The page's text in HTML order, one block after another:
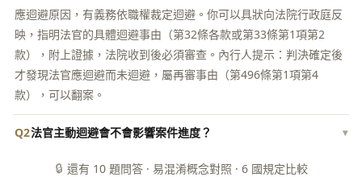
應迴避原因，有義務依職權裁定迴避。你可以具狀向法院行政庭反
映，指明法官的具體迴避事由（第32條各款或第33條第1項第2
款），附上證據，法院收到後必須審查。內行人提示：判決確定後
才發現法官應迴避而未迴避，屬再審事由（第496條第1項第4
款），可以翻案。
Q2法官主動迴避會不會影響案件進度？ ▾
🔒 還有 10 題問答 · 易混淆概念對照 · 6 國規定比較